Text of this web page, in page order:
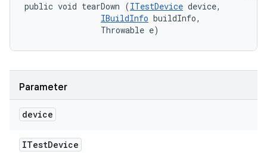
public void tearDown (ITestDevice device,
IBuildInfo buildInfo,
                Throwable e)
Parameter
device
ITestDevice